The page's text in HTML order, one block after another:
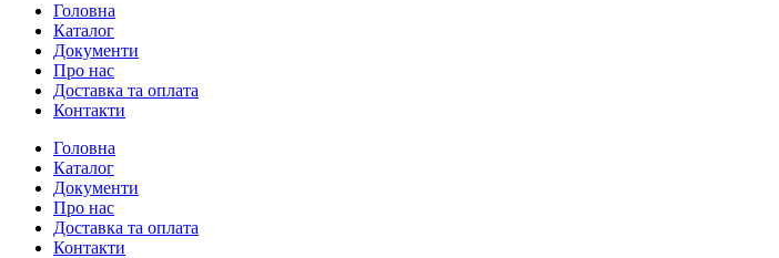
Головна
Каталог
Документи
Про нас
Доставка та оплата
Контакти
Головна
Каталог
Документи
Про нас
Доставка та оплата
Контакти